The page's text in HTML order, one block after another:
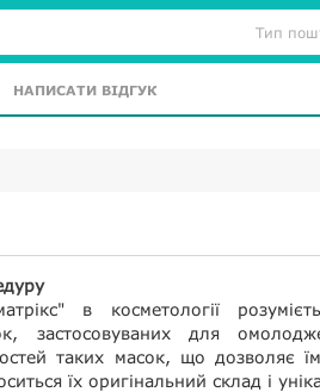
Тип
НАПИСАТИ ВІДГУК
в косметології
застосовуваних для
таких масок, що дозволяє їм
їх оригінальний склад і